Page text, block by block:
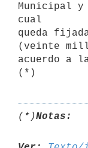
Municipal
cual
queda
(veinte
acuerdo a
(*)Notas: